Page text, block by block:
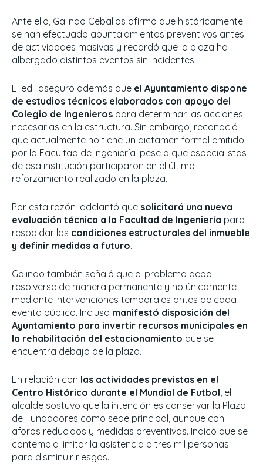
Ante ello, Galindo Ceballos afirmó que históricamente
se han efectuado apuntalamientos preventivos antes
de actividades masivas y recordó que la plaza ha
albergado distintos eventos sin incidentes.
El edil aseguró además que el Ayuntamiento dispone
de estudios técnicos elaborados con apoyo del
Colegio de Ingenieros para determinar las acciones
necesarias en la estructura. Sin embargo, reconoció
que actualmente no tiene un dictamen formal emitido
por la Facultad de Ingeniería, pese a que especialistas
de esa institución participaron en el último
reforzamiento realizado en la plaza.
Por esta razón, adelantó que solicitará una nueva
evaluación técnica a la Facultad de Ingeniería para
respaldar las condiciones estructurales del inmueble
y definir medidas a futuro.
Galindo también señaló que el problema debe
resolverse de manera permanente y no únicamente
mediante intervenciones temporales antes de cada
evento público. Incluso manifestó disposición del
Ayuntamiento para invertir recursos municipales en
la rehabilitación del estacionamiento que se
encuentra debajo de la plaza.
En relación con las actividades previstas en el
Centro Histórico durante el Mundial de Futbol, el
alcalde sostuvo que la intención es conservar la Plaza
de Fundadores como sede principal, aunque con
aforos reducidos y medidas preventivas. Indicó que se
contempla limitar la asistencia a tres mil personas
para disminuir riesgos.